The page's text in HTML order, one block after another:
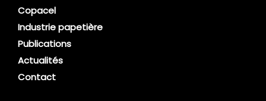
Copacel
Industrie papetière
Publications
Actualités
Contact